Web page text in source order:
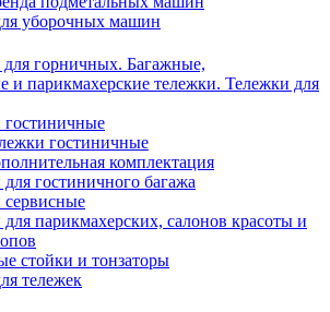
уборочных машин
горничных. Багажные,
и парикмахерские тележки. Тележки для
гостиничные
гостиничные
комплектация
гостиничного багажа
парикмахерских, салонов красоты и
стойки и тонзаторы
тележек